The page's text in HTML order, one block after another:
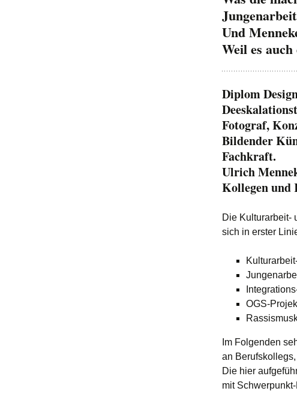
Und
Weil es
Diplom
Fotograf,
Bildender
Fachkraft.
Ulrich
Kollegen und
Die Kulturarbeit-
sich in erster
OGS-
Im Folgenden
an
Die hier
mit